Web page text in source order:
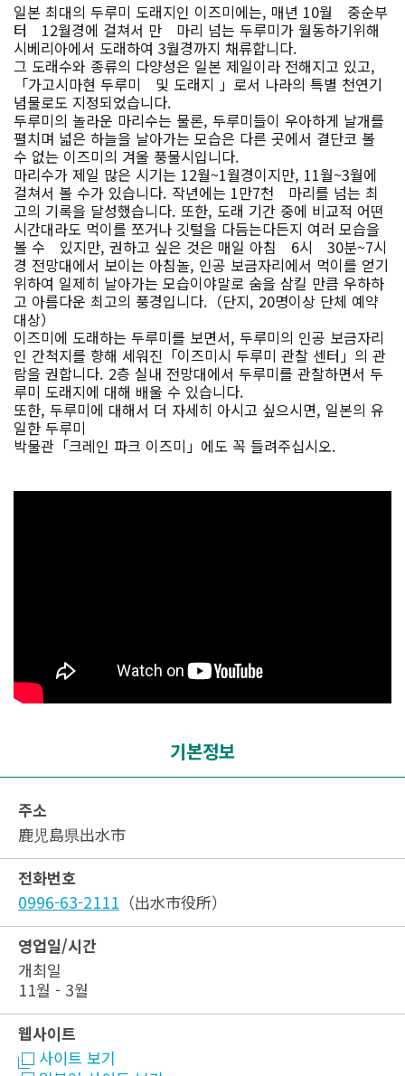
일본 최대의 두루미 도래지인 이즈미에는, 매년 10월 중순부
터 12월경에 걸쳐서 만 마리 넘는 두루미가 월동하기위해
시베리아에서 도래하여 3월경까지 채류합니다.
그 도래수와 종류의 다양성은 일본 제일이라 전해지고 있고,
「가고시마현 두루미 및 도래지 」로서 나라의 특별 천연기
념물로도 지정되었습니다.
두루미의 놀라운 마리수는 물론, 두루미들이 우아하게 날개를
펼치며 넓은 하늘을 날아가는 모습은 다른 곳에서 결단코 볼
수 없는 이즈미의 겨울 풍물시입니다.
마리수가 제일 많은 시기는 12월~1월경이지만, 11월~3월에
걸쳐서 볼 수가 있습니다. 작년에는 1만7천 마리를 넘는 최
고의 기록을 달성했습니다. 또한, 도래 기간 중에 비교적 어떤
시간대라도 먹이를 쪼거나 깃털을 다듬는다든지 여러 모습을
볼 수 있지만, 권하고 싶은 것은 매일 아침 6시 30분~7시
경 전망대에서 보이는 아침놀, 인공 보금자리에서 먹이를 얻기
위하여 일제히 날아가는 모습이야말로 숨을 삼킬 만큼 우하하
고 아름다운 최고의 풍경입니다.（단지, 20명이상 단체 예약
대상）
이즈미에 도래하는 두루미를 보면서, 두루미의 인공 보금자리
인 간척지를 향해 세워진「이즈미시 두루미 관찰 센터」의 관
람을 권합니다. 2층 실내 전망대에서 두루미를 관찰하면서 두
루미 도래지에 대해 배울 수 있습니다.
또한, 두루미에 대해서 더 자세히 아시고 싶으시면, 일본의 유
일한 두루미
박물관「크레인 파크 이즈미」에도 꼭 들려주십시오.
기본정보
주소
鹿児島県出水市
전화번호
0996-63-2111 （出水市役所）
영업일/시간
개최일
11월 - 3월
웹사이트
사이트 보기